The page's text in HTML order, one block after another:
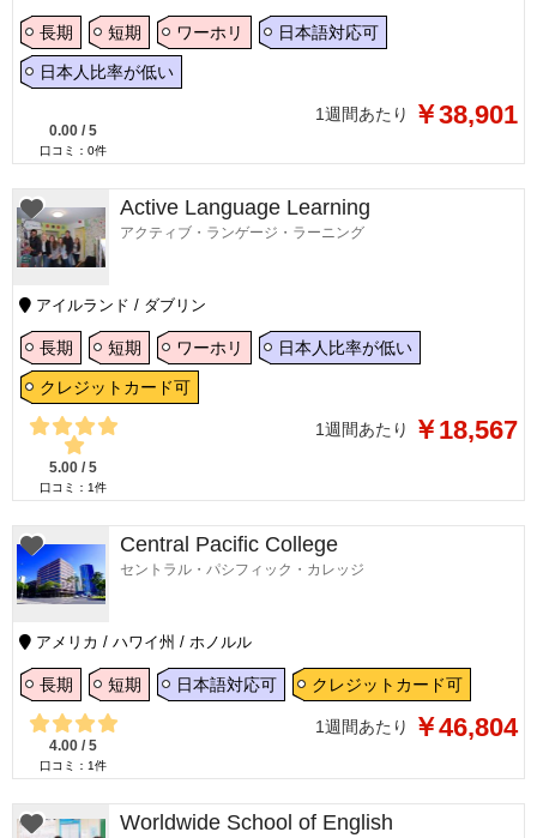
長期 短期 ワーホリ 日本語対応可
日本人比率が低い
0.00 / 5
口コミ： 0件
1週間あたり ￥38,901
Active Language Learning
アクティブ・ランゲージ・ラーニング
アイルランド / ダブリン
長期 短期 ワーホリ 日本人比率が低い
クレジットカード可
5.00 / 5
口コミ： 1件
1週間あたり ￥18,567
Central Pacific College
セントラル・パシフィック・カレッジ
アメリカ / ハワイ州 / ホノルル
長期 短期 日本語対応可 クレジットカード可
4.00 / 5
口コミ： 1件
1週間あたり ￥46,804
Worldwide School of English